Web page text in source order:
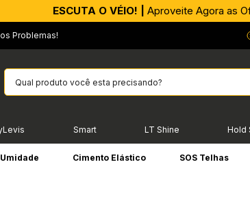
APROVEITE AGORA |PIX parcelado em
ESCUTA O VÉIO! | Aproveite Agora as
Problemas!
Smart LT Shine Hold
Umidade Cimento Elástico SOS Telhas